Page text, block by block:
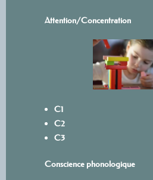
Attention/Concentration
C1
C2
C3
Conscience phonologique